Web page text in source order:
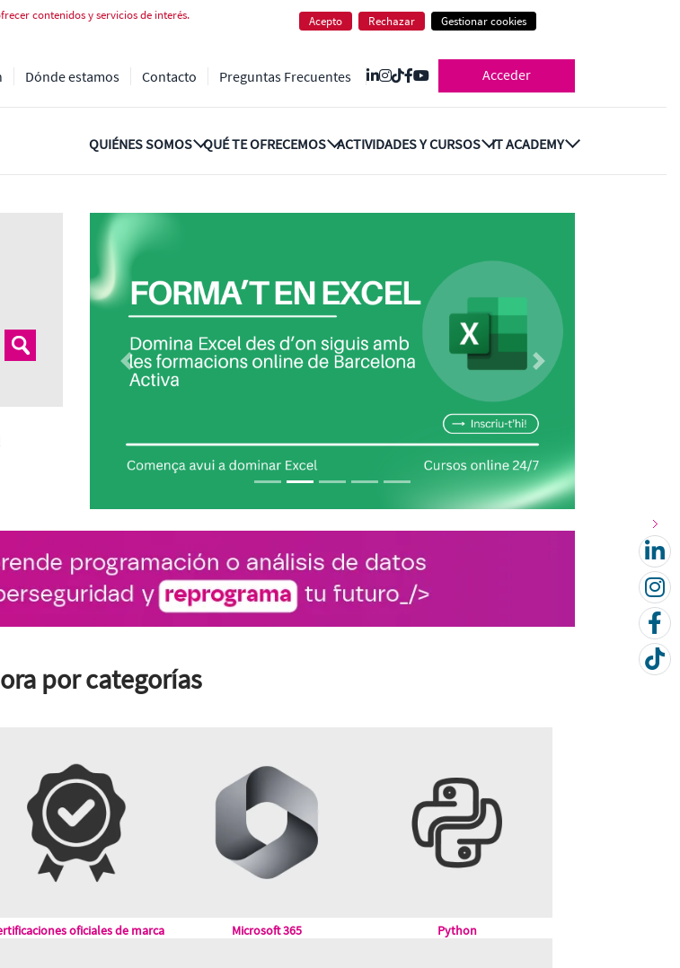
contenidos y servicios de interés.
Acepto Rechazar Gestionar cookies
Dónde estamos Contacto Preguntas Frecuentes Acceder
QUIÉNES SOMOS QUÉ TE OFRECEMOS ACTIVIDADES Y CURSOS IT ACADEMY
Previous Next
por categorías
oficiales de marca Microsoft 365 Python